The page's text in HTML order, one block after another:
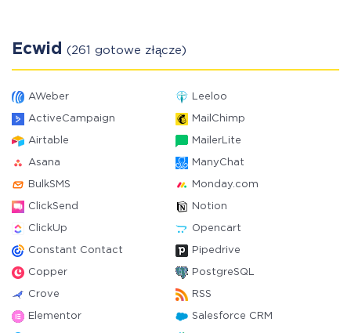
Ecwid (261 gotowe złącze)
AWeber Leeloo
ActiveCampaign MailChimp
Airtable MailerLite
Asana ManyChat
BulkSMS Monday.com
ClickSend Notion
ClickUp Opencart
Constant Contact Pipedrive
Copper PostgreSQL
Crove RSS
Elementor Salesforce CRM